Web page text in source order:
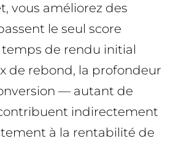
vous améliorez des
le seul score
temps de rendu initial
de rebond, la profondeur
— autant de
indirectement
à la rentabilité de